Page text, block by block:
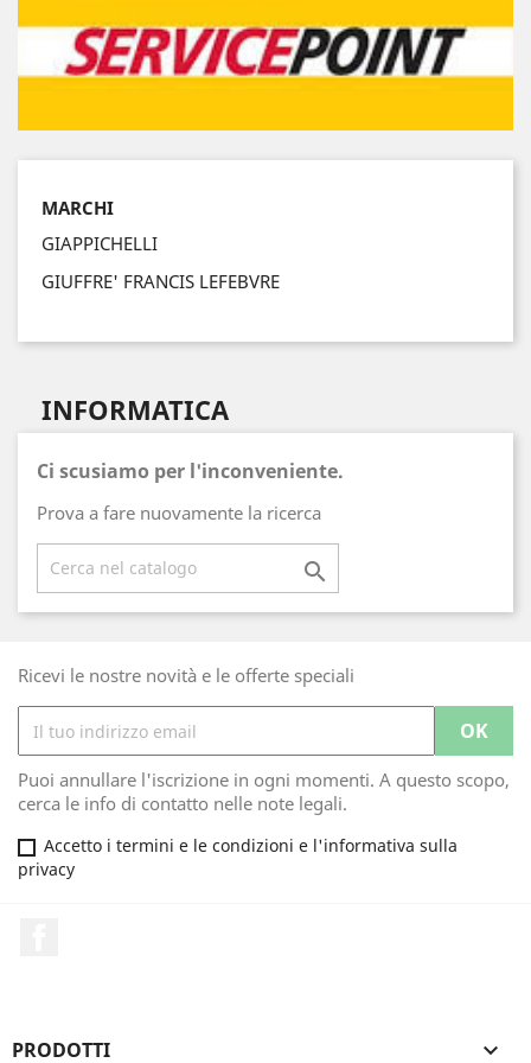
MARCHI
GIAPPICHELLI
GIUFFRE' FRANCIS LEFEBVRE
INFORMATICA
Ci scusiamo per l'inconveniente.
Prova a fare nuovamente la ricerca

Ricevi le nostre novità e le offerte speciali
Puoi annullare l'iscrizione in ogni momenti. A questo scopo,
cerca le info di contatto nelle note legali.
Accetto i termini e le condizioni e l'informativa sulla
privacy
PRODOTTI 